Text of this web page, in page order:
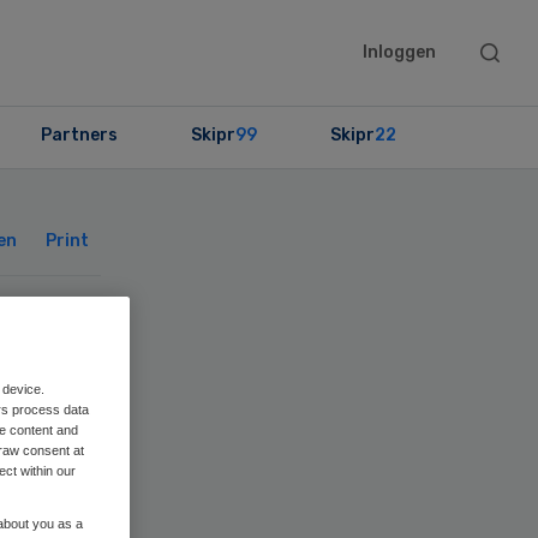
Inloggen
Search
Partners Skipr99 Skipr22
Print
process data
content and
consent at
within our
you as a